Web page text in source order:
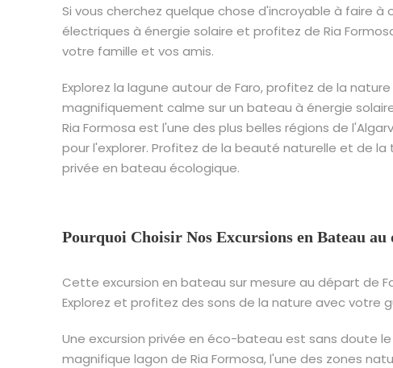
Si vous cherchez quelque chose d'incroyable à faire à
électriques à énergie solaire et profitez de Ria
votre famille et vos amis.
Explorez la lagune autour de Faro, profitez de la
magnifiquement calme sur un bateau à énergie
Ria Formosa est l'une des plus belles régions de
pour l'explorer. Profitez de la beauté naturelle et de la
privée en bateau écologique.
Pourquoi Choisir Nos Excursions en Bateau au
Cette excursion en bateau sur mesure au départ de
Explorez et profitez des sons de la nature avec votre
Une excursion privée en éco-bateau est sans doute
magnifique lagon de Ria Formosa, l'une des zones